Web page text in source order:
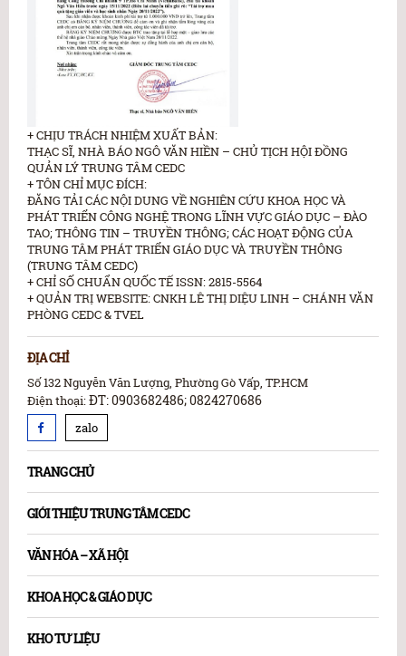
+ CHỊU TRÁCH NHIỆM XUẤT BẢN:
THẠC SĨ, NHÀ BÁO NGÔ VĂN HIỀN – CHỦ TỊCH HỘI ĐỒNG
QUẢN LÝ TRUNG TÂM CEDC
+ TÔN CHỈ MỤC ĐÍCH:
ĐĂNG TẢI CÁC NỘI DUNG VỀ NGHIÊN CỨU KHOA HỌC VÀ
PHÁT TRIỂN CÔNG NGHỆ TRONG LĨNH VỰC GIÁO DỤC – ĐÀO
TAO; THÔNG TIN – TRUYỀN THÔNG; CÁC HOẠT ĐỘNG CỦA
TRUNG TÂM PHÁT TRIỂN GIÁO DỤC VÀ TRUYỀN THÔNG
(TRUNG TÂM CEDC)
+ CHỈ SỐ CHUẨN QUỐC TẾ ISSN: 2815-5564
+ QUẢN TRỊ WEBSITE: CNKH LÊ THỊ DIỆU LINH – CHÁNH VĂN
PHÒNG CEDC & TVEL
ĐỊA CHỈ
Số 132 Nguyễn Văn Lượng, Phường Gò Vấp, TP.HCM
Điện thoại:ĐT: 0903682486; 0824270686
zalo
TRANG CHỦ
GIỚI THIỆU TRUNG TÂM CEDC
VĂN HÓA – XÃ HỘI
KHOA HỌC & GIÁO DỤC
KHO TƯ LIỆU